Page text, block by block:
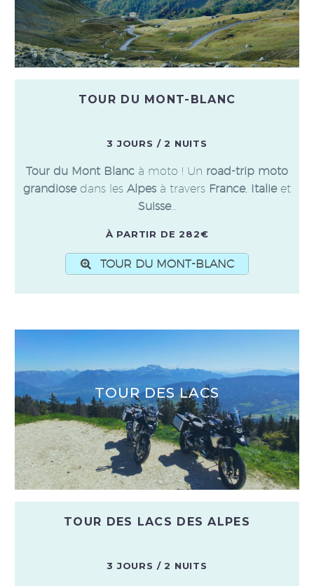
TOUR DU MONT-BLANC
3 JOURS / 2 NUITS
Tour du Mont Blanc à moto ! Un road-trip moto
grandiosedans les Alpes à travers France, Italieet
Suisse…
À PARTIR DE 282€
TOUR DU MONT-BLANC
TOUR DES LACS
TOUR DES LACS DES ALPES
3 JOURS / 2 NUITS